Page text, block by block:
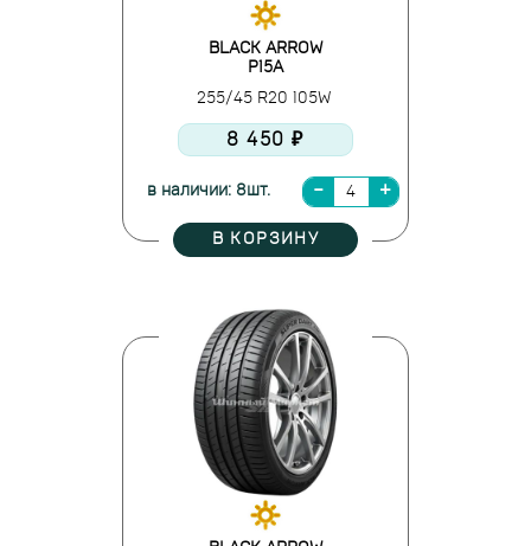
BLACK ARROW
P15A
255/45 R20 105W
8 450 ₽
в наличии: 8шт.
В КОРЗИНУ